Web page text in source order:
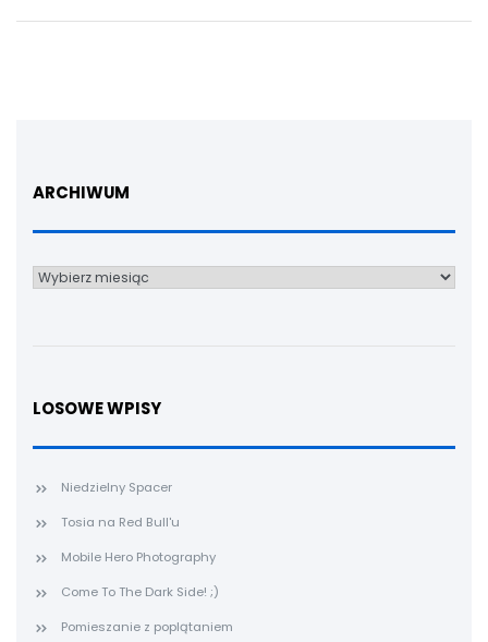
ARCHIWUM
Archiwum
LOSOWE WPISY
Niedzielny Spacer
Tosia na Red Bull'u
Mobile Hero Photography
Come To The Dark Side! ;)
Pomieszanie z poplątaniem